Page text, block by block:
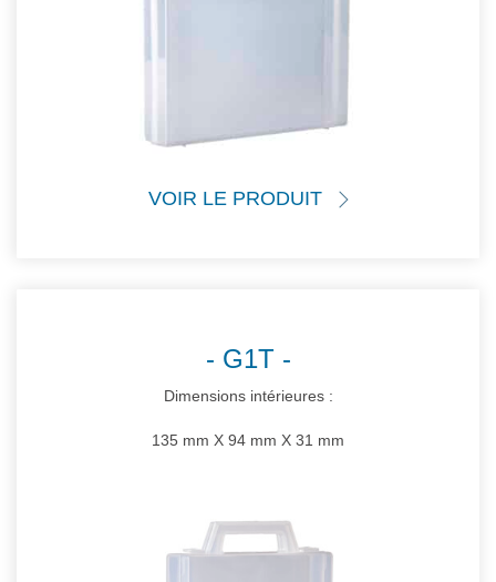
VOIR LE PRODUIT
G1T
Dimensions intérieures :
135 mm X 94 mm X 31 mm